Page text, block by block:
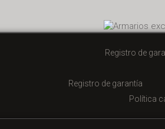
Registro de
Registro de garantía
Política